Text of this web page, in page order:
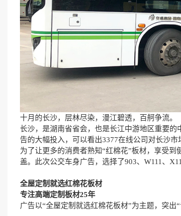
十月的长沙，层林尽染，漫江碧透，百舸争流。
长沙，是湖南省省会，也是长江中游地区重要的
告的大幅投入，可以看出3377在线公司对长沙市
为了让更多的消费者熟知“红棉花”板材，享受到
盖。此次公交车身广告，选择了903、 W111 、
全屋定制就选红棉花板材
专注高端定制板材25年
广告以“全屋定制就选红棉花板材”为主题，突出